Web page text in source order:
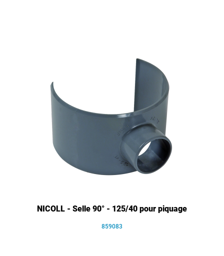
NICOLL - Selle 90° - 125/40 pour piquage
859083